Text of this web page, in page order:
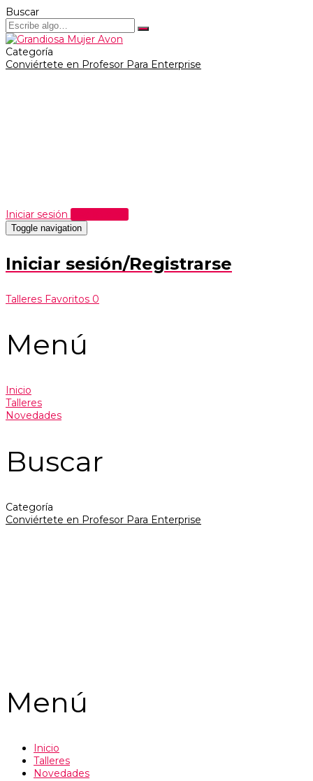
Buscar
Categoría
Conviértete en Profesor Para Enterprise
Iniciar sesión
Toggle navigation
Iniciar sesión/Registrarse
Talleres Favoritos 0
Menú
Inicio
Talleres
Novedades
Buscar
Categoría
Conviértete en Profesor Para Enterprise
Menú
Inicio
Talleres
Novedades